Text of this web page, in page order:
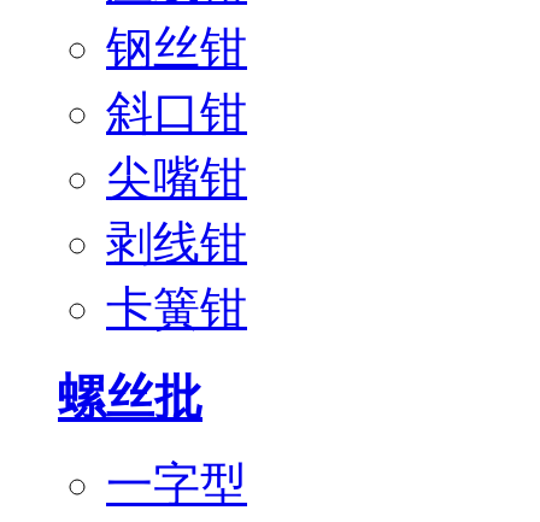
钢丝钳
斜口钳
尖嘴钳
剥线钳
卡簧钳
螺丝批
一字型